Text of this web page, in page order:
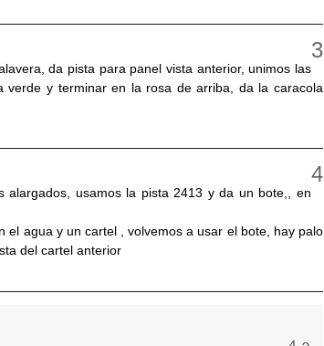
da pista para panel vista anterior, unimos las
verde y terminar en la rosa de arriba, da la caracola
alargados, usamos la pista 2413 y da un bote,, en
el agua y un cartel , volvemos a usar el bote, hay palo
del cartel anterior